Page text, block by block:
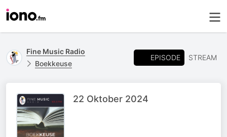
Fine Music Radio
Boekkeuse
EPISODE STREAM
22 Oktober 2024